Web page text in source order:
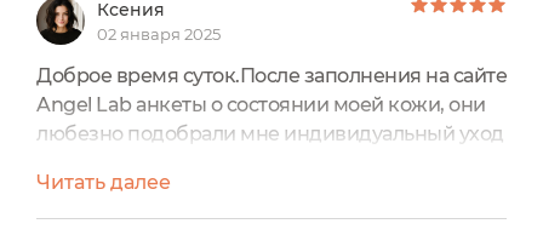
Ксения
02 января 2025
Доброе время суток.После заполнения на сайте
Angel Lab анкеты о состоянии моей кожи, они
любезно подобрали мне индивидуальный уход
флюидов.Посылка была надёжно упакована,
всё дошло в целости и сохранности, без
Читать далее